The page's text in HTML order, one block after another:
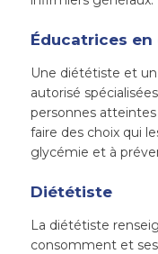
Éducatrices
Une diététiste et
autorisé
personnes
faire des choix qui
glycémie et à
Diététiste
La diététiste
consomment et